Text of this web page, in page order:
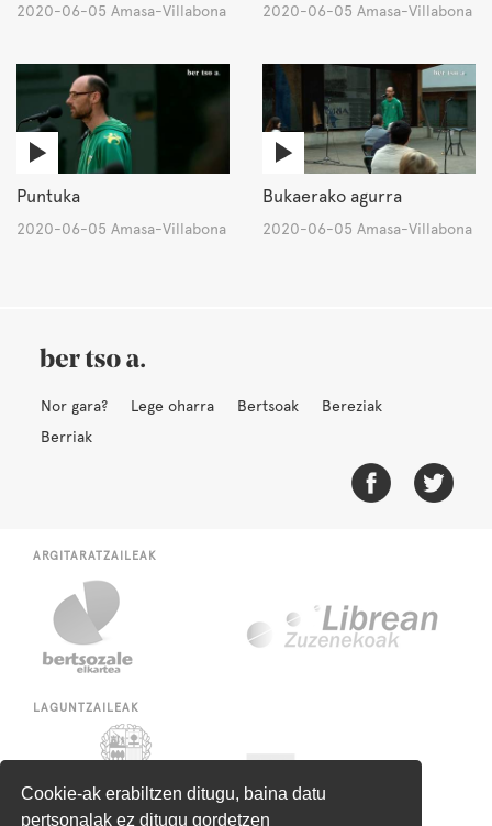
Cookie-ak erabiltzen ditugu, baina datu
pertsonalak ez ditugu gordetzen
2020-06-05 Amasa-Villabona 2020-06-05 Amasa-Villabona
Puntuka
2020-06-05 Amasa-Villabona
Bukaerako agurra
2020-06-05 Amasa-Villabona
Nor gara? Lege oharra Bertsoak
Bereziak
Berriak
ARGITARATZAILEAK
LAGUNTZAILEAK